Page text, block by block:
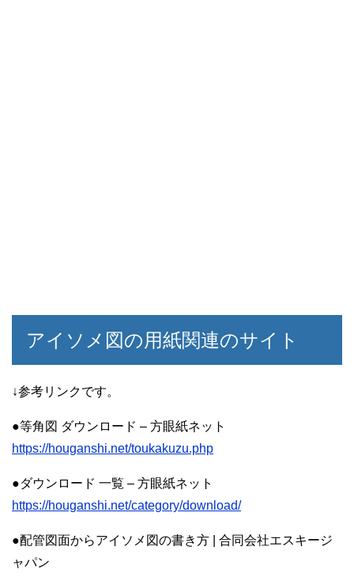
アイソメ図の用紙関連のサイト
↓参考リンクです。
●等角図 ダウンロード – 方眼紙ネット
https://houganshi.net/toukakuzu.php
●ダウンロード 一覧 – 方眼紙ネット
https://houganshi.net/category/download/
●配管図面からアイソメ図の書き方 | 合同会社エスキージ
ャパン